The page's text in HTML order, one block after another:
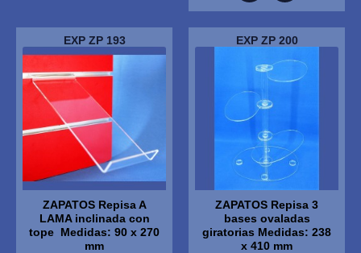
EXP ZP 193
ZAPATOS Repisa A
LAMA inclinada con
tope Medidas: 90 x 270
mm
EXP ZP 200
ZAPATOS Repisa 3
bases ovaladas
giratorias Medidas: 238
x 410 mm